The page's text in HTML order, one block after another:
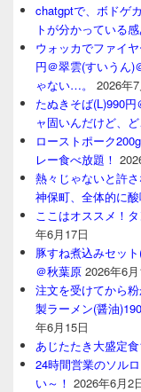
chatgptで、ボドゲ
トが分かっている感
ウォッカでファイ
円＠翠雲(すいうん)
ゃない…。
2026年
たぬきそば(L)990
ャ固いんだけど、
ローストポーク
レー食べ放題！
熱々じゃないと許
神保町、全体的に酸
ここはオススメ！
年6月17日
豚すね煮込みセッ
＠秋葉原 2026年6
注文を受けてから
製ラーメン(醤油
年6月15日
あじたたき大盛定
24時間営業のソル
い～！ 2026年6月2